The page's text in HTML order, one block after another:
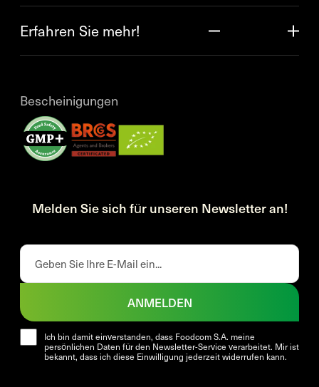
Erfahren Sie mehr!
Bescheinigungen
Melden Sie sich für unseren Newsletter an!
Ich bin damit einverstanden, dass Foodcom S.A. meine
persönlichen Daten für den Newsletter-Service verarbeitet. Mir ist
bekannt, dass ich diese Einwilligung jederzeit widerrufen kann.
ANMELDEN